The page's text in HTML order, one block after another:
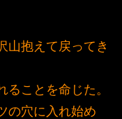
山抱えて戻ってき
ことを命じた。
の穴に入れ始め